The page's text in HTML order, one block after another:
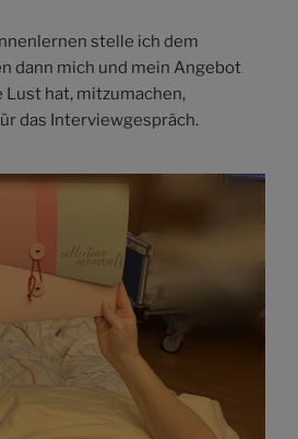
stelle ich dem
dann mich und mein Angebot
Lust hat, mitzumachen,
das Interviewgespräch.